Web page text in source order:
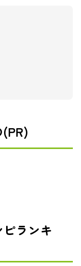
ランキ